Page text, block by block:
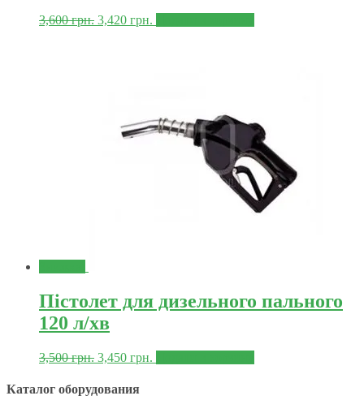
3,600грн. 3,420 грн.
Пістолет для дизельного пального
120 л/хв
3,500грн. 3,450 грн.
Каталог оборудования